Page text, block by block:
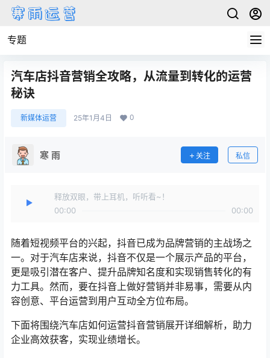
专题
汽车店抖音营销全攻略，从流量到转化的运营
秘诀
新媒体运营 25年1月4日 0
寒 雨 关注 私信
释放双眼，带上耳机，听听看~！
00:00
00:00
随着短视频平台的兴起，抖音已成为品牌营销的主战场之
一。对于汽车店来说，抖音不仅是一个展示产品的平台，
更是吸引潜在客户、提升品牌知名度和实现销售转化的有
力工具。然而，要在抖音上做好营销并非易事，需要从内
容创意、平台运营到用户互动全方位布局。
下面将围绕汽车店如何运营抖音营销展开详细解析，助力
企业高效获客，实现业绩增长。